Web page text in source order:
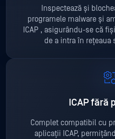
Inspectează și
programele malware și
ICAP , asigurându-se că
de a intra în rețeaua
ICAP fără
Complet compatibil cu
aplicații ICAP,